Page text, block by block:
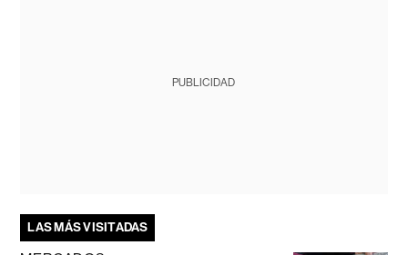
PUBLICIDAD
LAS MÁS VISITADAS